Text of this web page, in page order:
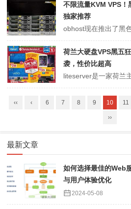
不限流量KVM VPS！
独家推荐
荷兰大硬盘VPS黑五
袭，性价比超高
‹‹ ‹ 6 7 8 9 10 11
››
最新文章
如何选择最佳的Web
与用户体验优化
2024-05-08